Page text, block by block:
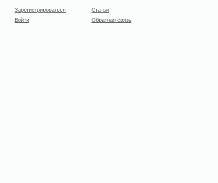
Зарегистрироваться
Войти
Статьи
Обратная связь